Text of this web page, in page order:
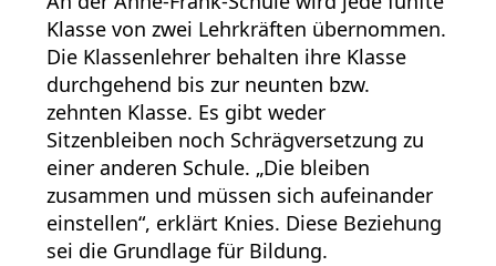
Klasse von zwei Lehrkräften übernommen.
Die Klassenlehrer behalten ihre Klasse
durchgehend bis zur neunten bzw.
zehnten Klasse. Es gibt weder
Sitzenbleiben noch Schrägversetzung zu
einer anderen Schule. „Die bleiben
zusammen und müssen sich aufeinander
einstellen“, erklärt Knies. Diese Beziehung
sei die Grundlage für Bildung.